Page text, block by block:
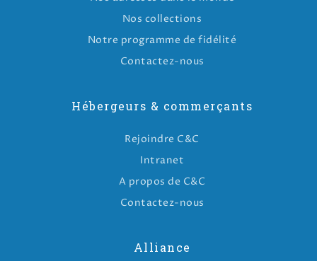
Nos collections
Notre programme de fidélité
Contactez-nous
Hébergeurs & commerçants
Rejoindre C&C
Intranet
A propos de C&C
Contactez-nous
Alliance